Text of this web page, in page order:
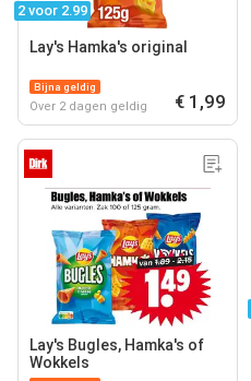
2 voor 2.99
Lay's Hamka's original
Bijna geldig
Over 2 dagen geldig € 1,99
Lay's Bugles, Hamka's of
Wokkels